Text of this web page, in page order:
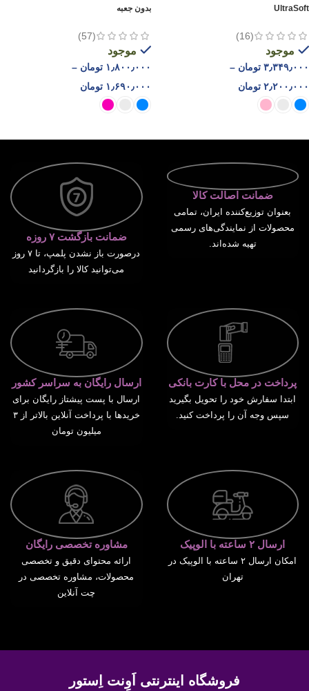
UltraSoft
(16)
موجود
۳٫۳۴۹٫۰۰۰ تومان –
۲٫۲۰۰٫۰۰۰ تومان
بدون جعبه
(57)
موجود
۱٫۸۰۰٫۰۰۰ تومان –
۱٫۶۹۰٫۰۰۰ تومان
ضمانت اصالت کالا
بعنوان توزیع‌کننده ایران، تمامی
محصولات از نمایندگی‌های رسمی
تهیه شده‌اند.
ضمانت بازگشت ۷ روزه
درصورت باز نشدن پلمپ، تا ۷ روز
می‌توانید کالا را بازگردانید
پرداخت در محل با کارت بانکی
ابتدا سفارش خود را تحویل بگیرید
سپس وجه آن را پرداخت کنید.
ارسال رایگان به سراسر کشور
ارسال با پست پیشتاز رایگان برای
خریدها با پرداخت آنلاین بالاتر از ۳
میلیون تومان
ارسال ۲ ساعته با الوپیک
امکان ارسال ۲ ساعته با الوپیک در
تهران
مشاوره تخصصی رایگان
ارائه محتوای دقیق و تخصصی
محصولات، مشاوره تخصصی در
چت آنلاین
فروشگاه اینترنتی اَوِنت اِستور